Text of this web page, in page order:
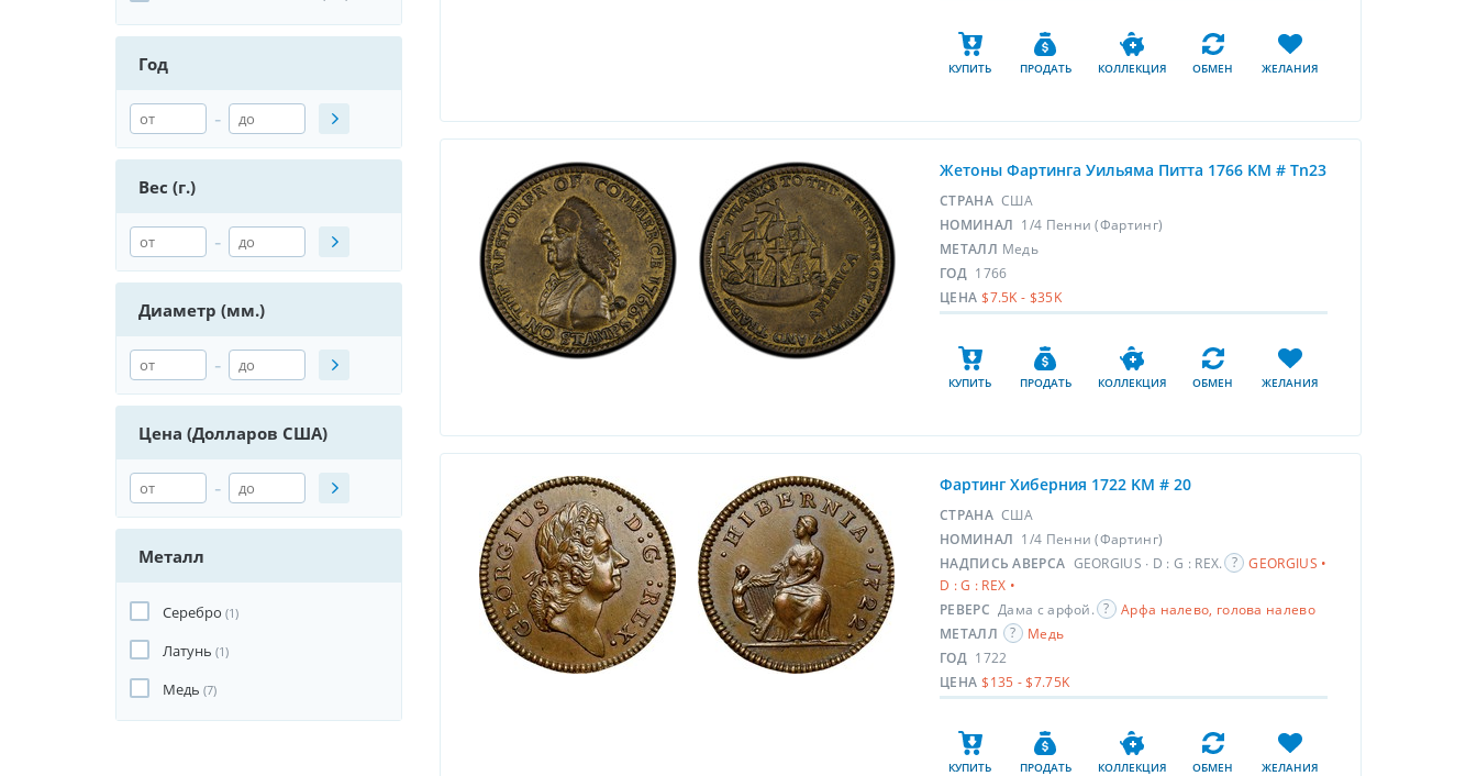
Год
-
Вес (г.)
-
Диаметр (мм.)
-
Цена (Долларов США)
-
Металл
Серебро (1)
Латунь (1)
Медь (7)
КУПИТЬ ПРОДАТЬ КОЛЛЕКЦИЯ ОБМЕН ЖЕЛАНИЯ
Жетоны Фартинга Уильяма Питта 1766 KM # Tn23
СТРАНА США
НОМИНАЛ 1/4 Пенни (Фартинг)
МЕТАЛЛ Медь
ГОД 1766
ЦЕНА $7.5K - $35K
КУПИТЬ ПРОДАТЬ КОЛЛЕКЦИЯ ОБМЕН ЖЕЛАНИЯ
Фартинг Хиберния 1722 KM # 20
СТРАНА США
НОМИНАЛ 1/4 Пенни (Фартинг)
НАДПИСЬ АВЕРСА GEORGIUS ∙ D : G : REX.
GEORGIUS •
D : G : REX •
РЕВЕРС Дама с арфой.
Арфа налево, голова налево
МЕТАЛЛ
Медь
ГОД 1722
ЦЕНА $135 - $7.75K
КУПИТЬ ПРОДАТЬ КОЛЛЕКЦИЯ ОБМЕН ЖЕЛАНИЯ